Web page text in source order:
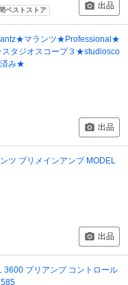
ベストストア 出品
マランツ★Professional★
タジオスコープ３★studiosco
み★
出品
ツ プリメインアンプ MODEL
出品
3600 プリアンプ コントロール